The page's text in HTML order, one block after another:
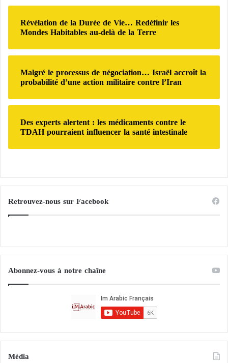
l
Révélation de la Durée de Vie… Redéfinir les
Mondes Habitables au-delà de la Terre
Malgré le processus de négociation… Israël accroît la
probabilité d’une action militaire contre l’Iran
Des experts alertent : les médicaments contre le
TDAH pourraient influencer la santé intestinale
Retrouvez-nous sur Facebook
Abonnez-vous à notre chaîne
Média